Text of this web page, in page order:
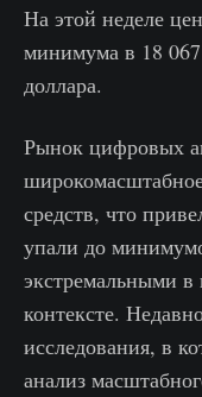
На этой неделе
минимума в 18
доллара.
Рынок цифровых
средств, что
упали до
экстремальными в
контексте.
исследования, в
анализ